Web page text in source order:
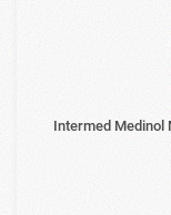
Intermed Medinol